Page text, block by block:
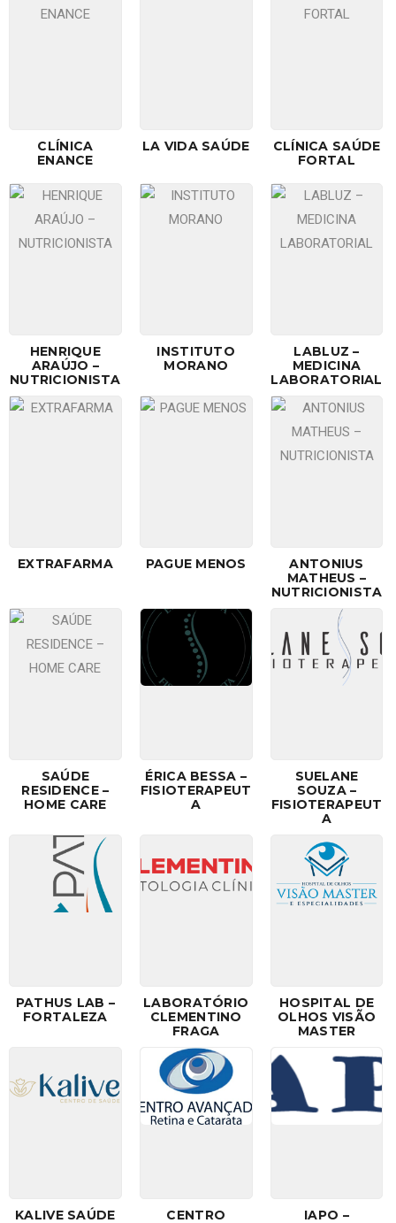
CLÍNICA
ENANCE
LA VIDA SAÚDE
CLÍNICA SAÚDE
FORTAL
HENRIQUE
ARAÚJO –
NUTRICIONISTA
INSTITUTO
MORANO
LABLUZ –
MEDICINA
LABORATORIAL
EXTRAFARMA PAGUE MENOS
ANTONIUS
MATHEUS –
NUTRICIONISTA
SAÚDE
RESIDENCE –
HOME CARE
ÉRICA BESSA –
FISIOTERAPEUT
A
SUELANE
SOUZA –
FISIOTERAPEUT
A
PATHUS LAB –
FORTALEZA
LABORATÓRIO
CLEMENTINO
FRAGA
HOSPITAL DE
OLHOS VISÃO
MASTER
KALIVE SAÚDE
CENTRO
IAPO –